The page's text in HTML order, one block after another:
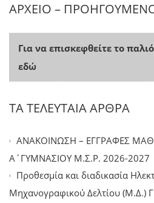
ΑΡΧΕΙΟ – ΠΡΟΗΓΟΥΜΕΝΟ
Για να επισκεφθείτε το
εδώ
ΤΑ ΤΕΛΕΥΤΑΙΑ ΑΡΘΡΑ
ΑΝΑΚΟΙΝΩΣΗ – ΕΓΓΡΑΦΕΣ
Α΄ΓΥΜΝΑΣΙΟΥ Μ.Σ.Ρ. 2026-2027
Προθεσμία και διαδικασία
Μηχανογραφικού Δελτίου (Μ.Δ.)